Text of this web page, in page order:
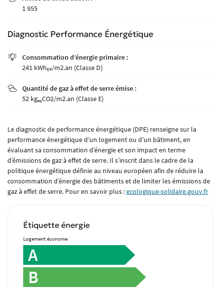
L’AGENCE
- SUIVI
ACHETER
VENDUS
- TOURISME
AVIS
ACTUALITÉS
02 41 18 18 70
1 955
Diagnostic Performance Énergétique

Consommation d’énergie primaire :
241 kWhEP/m2.an (Classe D)

Quantité de gaz à effet de serre émise :
52 kgeqCO2/m2.an (Classe E)
Le diagnostic de performance énergétique (DPE) renseigne sur la
performance énergétique d’un logement ou d’un bâtiment, en
évaluant sa consommation d’énergie et son impact en terme
d’émissions de gaz à effet de serre. Il s’inscrit dans le cadre de la
politique énergétique définie au niveau européen afin de réduire la
consommation d’énergie des bâtiments et de limiter les émissions de
gaz à effet de serre. Pour en savoir plus :ecologique-solidaire.gouv.fr
Étiquette énergie
Logement économe
A
B